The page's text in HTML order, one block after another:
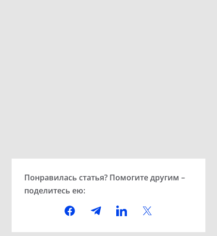
Понравилась статья? Помогите другим –
поделитесь ею: